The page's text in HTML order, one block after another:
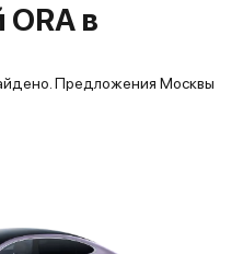
в
Предложения Москвы